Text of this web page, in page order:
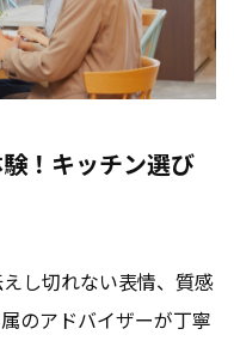
！キッチン選び
し切れない表情、質感
のアドバイザーが丁寧